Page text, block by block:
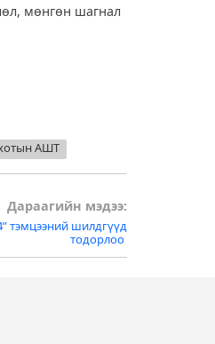
мөнгөн шагнал
АШТ
Дараагийн мэдээ:
тэмцээний шилдгүүд
тодорлоо